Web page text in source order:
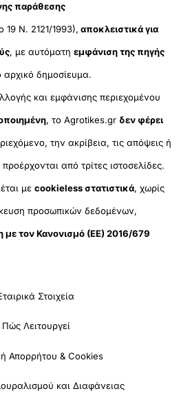
παράθεσης
19 Ν. 2121/1993), αποκλειστικά για
, με αυτόματηεμφάνιση της πηγής
αρχικό δημοσίευμα.
και εμφάνισης περιεχομένου
, το Agrotikes.gr δεν φέρει
την ακρίβεια, τις απόψεις ή
από τρίτες ιστοσελίδες.
μεcookieless στατιστικά, χωρίς
προσωπικών δεδομένων,
τον Κανονισμό (ΕΕ) 2016/679
Στοιχεία
Πώς Λειτουργεί
Απορρήτου & Cookies
και Διαφάνειας